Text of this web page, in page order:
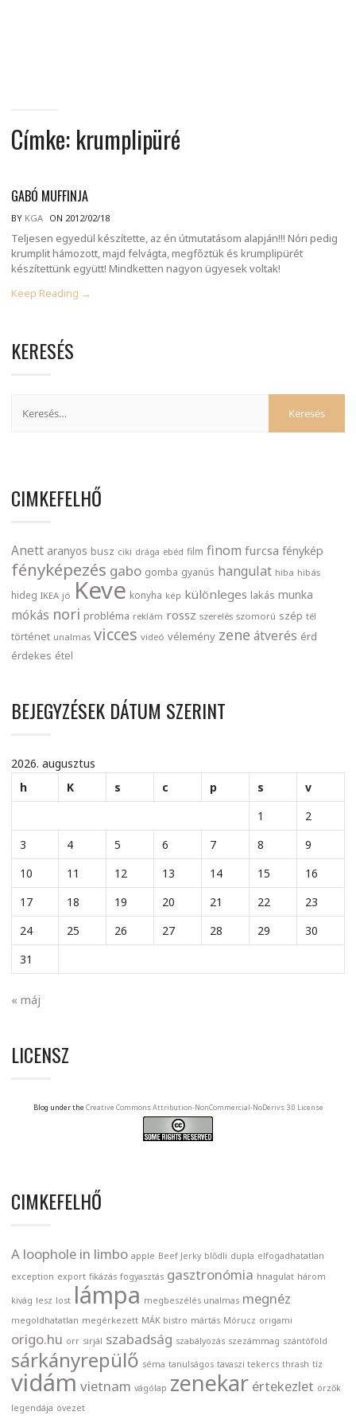
Címke: krumplipüré
GABÓ MUFFINJA
BY KGA ON 2012/02/18
Teljesen egyedül készítette, az én útmutatásom alapján!!! Nóri pedig
krumplit hámozott, majd felvágta, megfőztük és krumplipürét
készítettünk együtt! Mindketten nagyon ügyesek voltak!
Keep Reading →
KERESÉS
CIMKEFELHŐ
Anett aranyos busz ciki drága ebéd film finom furcsa fénykép
fényképezés gabo gomba gyanús hangulat hiba hibás
hideg IKEA jó Keve konyha kép különleges lakás munka
mókás nori probléma reklám rossz szerelés szomorú szép tél
történet unalmas vicces videó vélemény zene átverés érd
érdekes étel
BEJEGYZÉSEK DÁTUM SZERINT
2026. augusztus
h
K s c p s
v
1
2
3
4 5 6 7 8
9
10
11 12 13 14 15
16
17
18 19 20 21 22
23
24
25 26 27 28 29
30
31
« máj
LICENSZ
Blog under the Creative Commons Attribution-NonCommercial-NoDerivs 3.0 License
CIMKEFELHŐ
A loophole in limbo apple Beef Jerky blődli dupla elfogadhatatlan
exception export fikázás fogyasztás gasztronómia hnagulat három
kivág lesz lost lámpa megbeszélés unalmas megnéz
megoldhatatlan megérkezett MÁK bistro mártás Mórucz origami
origo.hu orr sirjál szabadság szabályozás szezámmag szántóföld
sárkányrepülő séma tanulságos tavaszi tekercs thrash tíz
vidám vietnam vágólap zenekar értekezlet örzők
legendája övezet